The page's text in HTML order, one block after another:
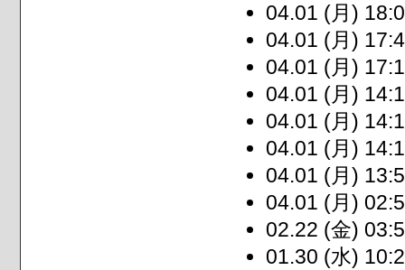
04.01 (月)
04.01 (月)
04.01 (月)
04.01 (月)
04.01 (月)
04.01 (月)
04.01 (月)
04.01 (月)
02.22 (金)
01.30 (水)